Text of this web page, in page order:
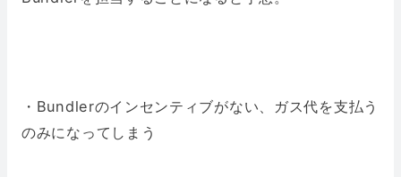
・Bundlerのインセンティブがない、ガス代を支払う
のみになってしまう